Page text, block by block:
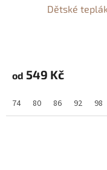
Dětské
od 549 Kč
74 80 86 92 98